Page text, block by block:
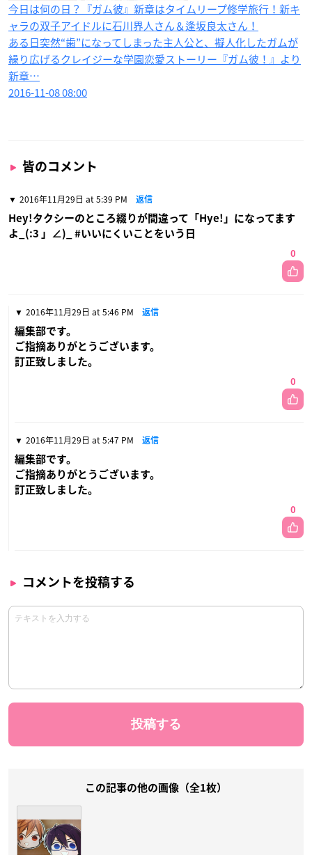
今日は何の日？『ガム彼』新章はタイムリープ修学旅行！新キ
ャラの双子アイドルに石川界人さん＆逢坂良太さん！
ある日突然“歯”になってしまった主人公と、擬人化したガムが
繰り広げるクレイジーな学園恋愛ストーリー『ガム彼！』より
新章…
2016-11-08 08:00
皆のコメント
2016年11月29日 at 5:39 PM 返信
Hey!タクシーのところ綴りが間違って「Hye!」になってます
よ_(:3 」∠)_ #いいにくいことをいう日
0
2016年11月29日 at 5:46 PM 返信
編集部です。
ご指摘ありがとうございます。
訂正致しました。
0
2016年11月29日 at 5:47 PM 返信
編集部です。
ご指摘ありがとうございます。
訂正致しました。
0
コメントを投稿する
この記事の他の画像（全1枚）